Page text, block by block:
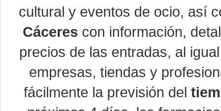
cultural y eventos de ocio, así
Cáceres con información,
precios de las entradas, al
empresas, tiendas y
fácilmente la previsión del